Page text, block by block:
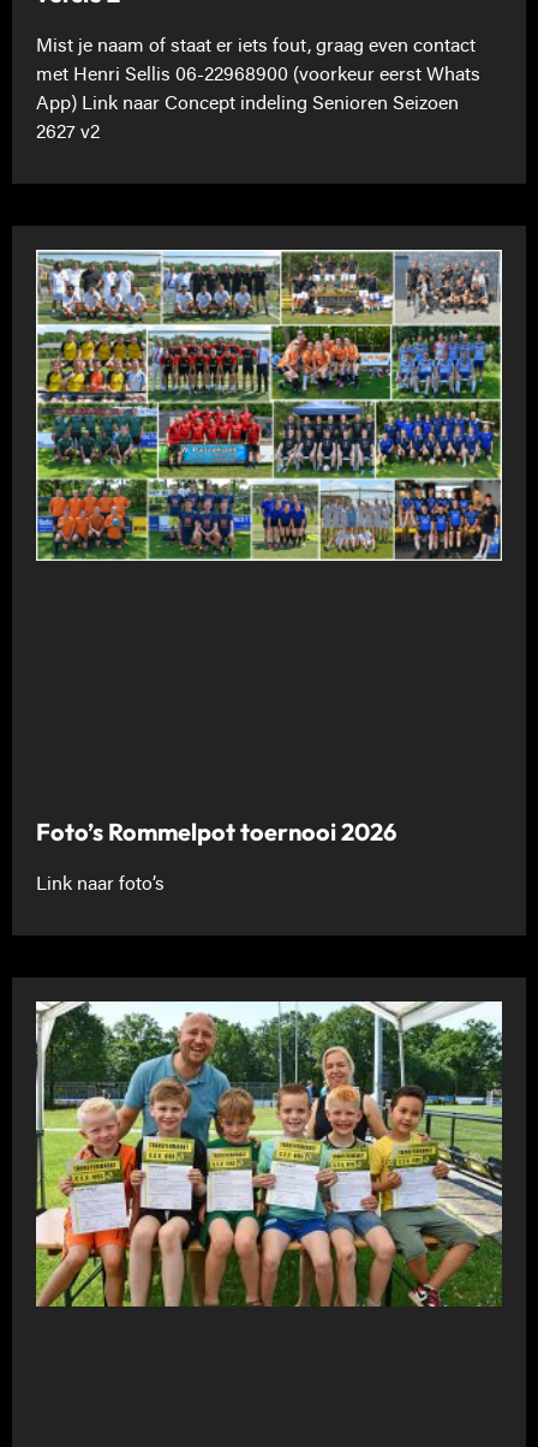
Mist je naam of staat er iets fout, graag even contact
met Henri Sellis 06-22968900 (voorkeur eerst Whats
App) Link naar Concept indeling Senioren Seizoen
2627 v2
Foto’s Rommelpot toernooi 2026
Link naar foto’s